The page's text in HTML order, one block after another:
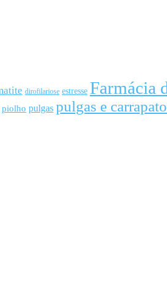
dirofilariose estresse Farmácia
piolho pulgas pulgas e